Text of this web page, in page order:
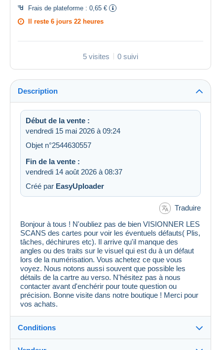
Frais de plateforme : 0,65 €
Il reste 6 jours 22 heures
5 visites 0 suivi
Description
Début de la vente :
vendredi 15 mai 2026 à 09:24
Objet n°2544630557
Fin de la vente :
vendredi 14 août 2026 à 08:37
Créé par EasyUploader
Traduire
Bonjour à tous ! N'oubliez pas de bien VISIONNER LES
SCANS des cartes pour voir les éventuels défauts( Plis,
tâches, déchirures etc). Il arrive qu'il manque des
angles ou des traits sur le visuel qui est du à un défaut
lors de la numérisation. Vous achetez ce que vous
voyez. Nous notons aussi souvent que possible les
détails de la cartre au verso. N'hésitez pas à nous
contacter avant d'enchérir pour toute question ou
précision. Bonne visite dans notre boutique ! Merci pour
vos achats.
Conditions